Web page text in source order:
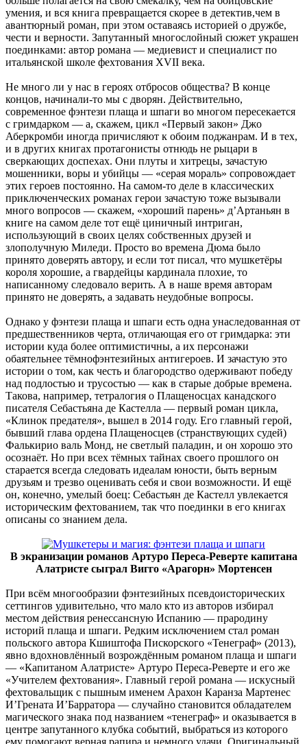
умения, и вся книга превращается скорее в детектив,чем в
авантюрный роман, при этом оставаясь историей о дружбе,
чести и верности. Запутанный многослойный сюжет украшен
поединками: автор романа — медиевист и специалист по
итальянской школе фехтования XVII века.
Не много ли у нас в героях отбросов общества? В конце
концов, начинали-то мы с дворян. Действительно,
современное фэнтези плаща и шпаги во многом пересекается
с гримдарком — а, скажем, цикл «Первый закон» Джо
Аберкромби иногда причисляют к обоим поджанрам. И в тех,
и в других книгах протагонисты отнюдь не рыцари в
сверкающих доспехах. Они плуты и хитрецы, зачастую
мошенники, воры и убийцы — «серая мораль» сопровождает
этих героев постоянно. На самом-то деле в классических
приключенческих романах герои зачастую тоже вызывали
много вопросов — скажем, «хороший парень» д’Артаньян в
книге на самом деле тот ещё циничный интриган,
использующий в своих целях собственных друзей и
злополучную Миледи. Просто во времена Дюма было
принято доверять автору, и если тот писал, что мушкетёры
короля хорошие, а гвардейцы кардинала плохие, то
написанному следовало верить. А в наше время авторам
принято не доверять, а задавать неудобные вопросы.
Однако у фэнтези плаща и шпаги есть одна унаследованная от
предшественников черта, отличающая его от гримдарка: эти
истории куда более оптимистичны, а их персонажи
обаятельнее тёмнофэнтезийных антигероев. И зачастую это
истории о том, как честь и благородство одерживают победу
над подлостью и трусостью — как в старые добрые времена.
Такова, например, тетралогия о Плащеносцах канадского
писателя Себастьяна де Кастелла — первый роман цикла,
«Клинок предателя», вышел в 2014 году. Его главный герой,
бывший глава ордена Плащеносцев (странствующих судей)
Фалькирио валь Монд, не светлый паладин, и он хорошо это
осознаёт. Но при всех тёмных тайнах своего прошлого он
старается всегда следовать идеалам юности, быть верным
друзьям и трезво оценивать себя и свои возможности. И ещё
он, конечно, умелый боец: Себастьян де Кастелл увлекается
историческим фехтованием, так что поединки в его книгах
описаны со знанием дела.
В экранизации романов Артуро Переса-Реверте капитана
Алатристе сыграл Вигго «Арагорн» Мортенсен
При всём многообразии фэнтезийных псевдоисторических
сеттингов удивительно, что мало кто из авторов избирал
местом действия ренессансную Испанию — прародину
историй плаща и шпаги. Редким исключением стал роман
польского автора Кшиштофа Пискорского «Тенеграф» (2013),
явно вдохновлённый возрождённым романом плаща и шпаги
— «Капитаном Алатристе» Артуро Переса-Реверте и его же
«Учителем фехтования». Главный герой романа — искусный
фехтовальщик с пышным именем Арахон Каранза Мартенес
И’Грената И’Барратора — случайно становится обладателем
магического знака под названием «тенеграф» и оказывается в
центре запутанного клубка событий, выбраться из которого
ему помогают верная рапира и немного удачи. Оригинальный